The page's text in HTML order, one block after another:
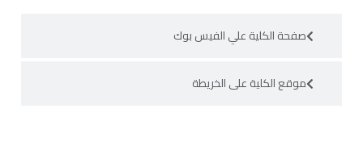
صفحة الكلية علي الفيس بوك
موقع الكلية على الخريطة